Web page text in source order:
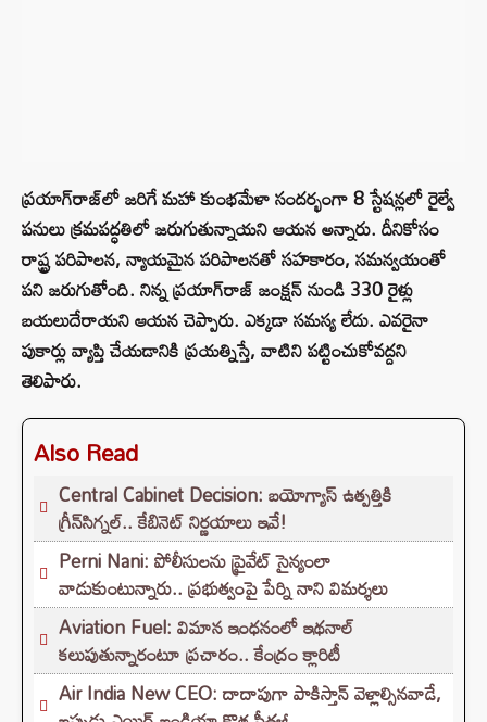
ప్రయాగ్‌రాజ్‌లో జరిగే మహా కుంభమేళా సందర్భంగా 8 స్టేషన్లలో రైల్వే
పనులు క్రమపద్ధతిలో జరుగుతున్నాయని ఆయన అన్నారు. దీనికోసం
రాష్ట్ర పరిపాలన, న్యాయమైన పరిపాలనతో సహకారం, సమన్వయంతో
పని జరుగుతోంది. నిన్న ప్రయాగ్‌రాజ్ జంక్షన్ నుండి 330 రైళ్లు
బయలుదేరాయని ఆయన చెప్పారు. ఎక్కడా సమస్య లేదు. ఎవరైనా
పుకార్లు వ్యాప్తి చేయడానికి ప్రయత్నిస్తే, వాటిని పట్టించుకోవద్దని
తెలిపారు.
Also Read
Central Cabinet Decision: బయోగ్యాస్ ఉత్పత్తికి
గ్రీన్‌సిగ్నల్.. కేబినెట్ నిర్ణయాలు ఇవే!
Perni Nani: పోలీసులను ప్రైవేట్ సైన్యంలా
వాడుకుంటున్నారు.. ప్రభుత్వంపై పేర్ని నాని విమర్శలు
Aviation Fuel: విమాన ఇంధనంలో ఇథనాల్
కలుపుతున్నారంటూ ప్రచారం.. కేంద్రం క్లారిటీ
Air India New CEO: దాదాపుగా పాకిస్తాన్ వెళ్లాల్సినవాడే,